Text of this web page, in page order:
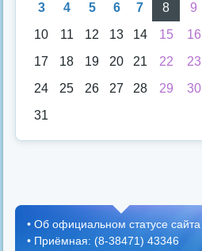
3
4 5 6 7 8
9
10
11 12 13 14 15
16
17
18 19 20 21 22
23
24
25 26 27 28 29
30
31
• Об официальном статусе сайта
• Приёмная: (8-38471) 43346